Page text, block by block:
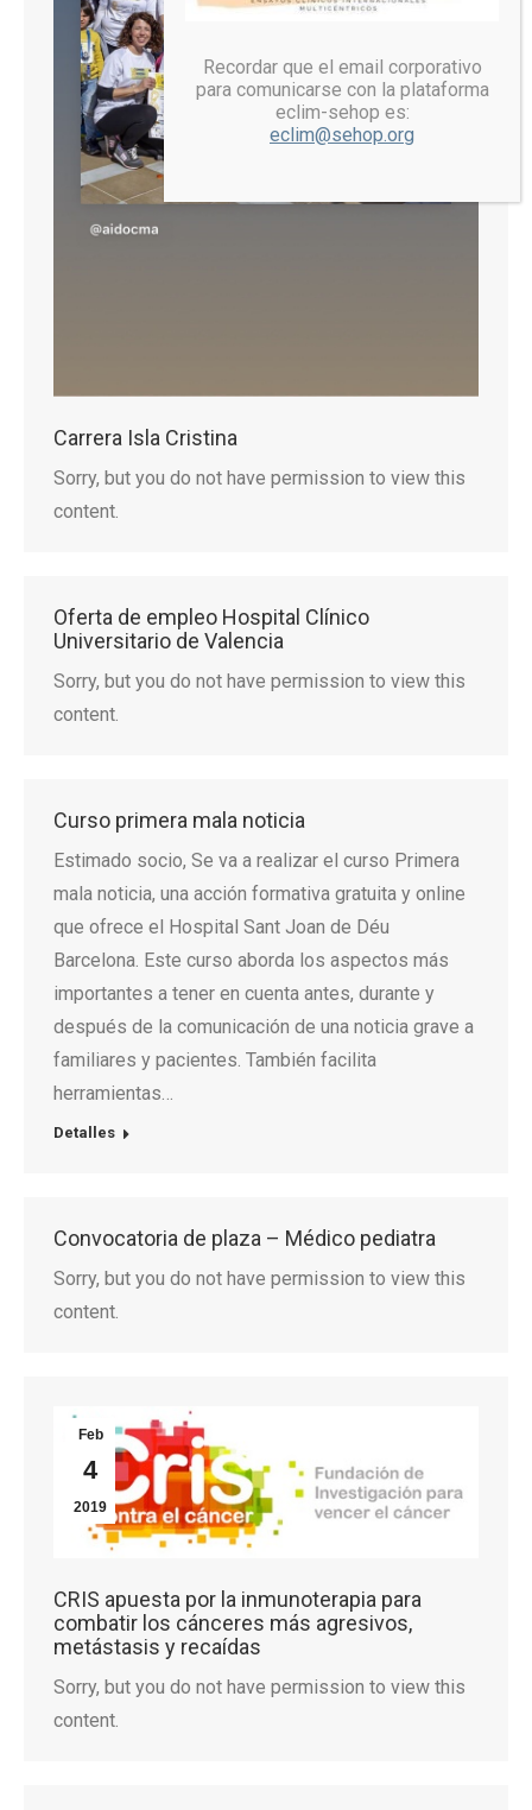
Carrera Isla Cristina
Sorry, but you do not have permission to view this
content.
Oferta de empleo Hospital Clínico
Universitario de Valencia
Sorry, but you do not have permission to view this
content.
Curso primera mala noticia
Estimado socio, Se va a realizar el curso Primera
mala noticia, una acción formativa gratuita y online
que ofrece el Hospital Sant Joan de Déu
Barcelona. Este curso aborda los aspectos más
importantes a tener en cuenta antes, durante y
después de la comunicación de una noticia grave a
familiares y pacientes. También facilita
herramientas…
Detalles
Convocatoria de plaza – Médico pediatra
Sorry, but you do not have permission to view this
content.
Feb
4
2019
CRIS apuesta por la inmunoterapia para
combatir los cánceres más agresivos,
metástasis y recaídas
Sorry, but you do not have permission to view this
content.
Recordar que el email corporativo
para comunicarse con la plataforma
eclim-sehop es:
eclim@sehop.org